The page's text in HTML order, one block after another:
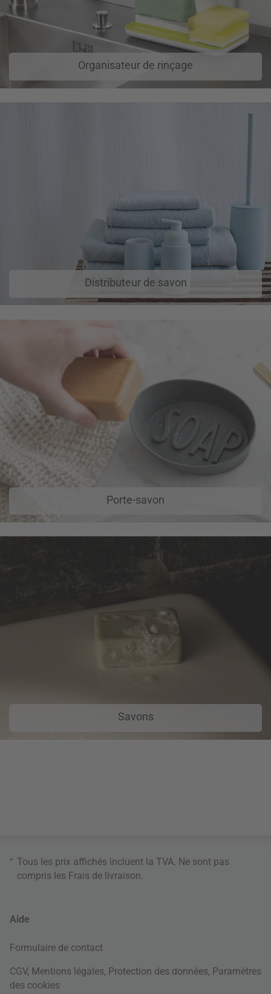
Organisateur de rinçage
Distributeur de savon
Porte-savon
Savons
* Tous les prix affichés incluent la TVA. Ne sont pas
compris les Frais de livraison.
Aide
Formulaire de contact
CGV, Mentions légales, Protection des données, Paramètres
des cookies